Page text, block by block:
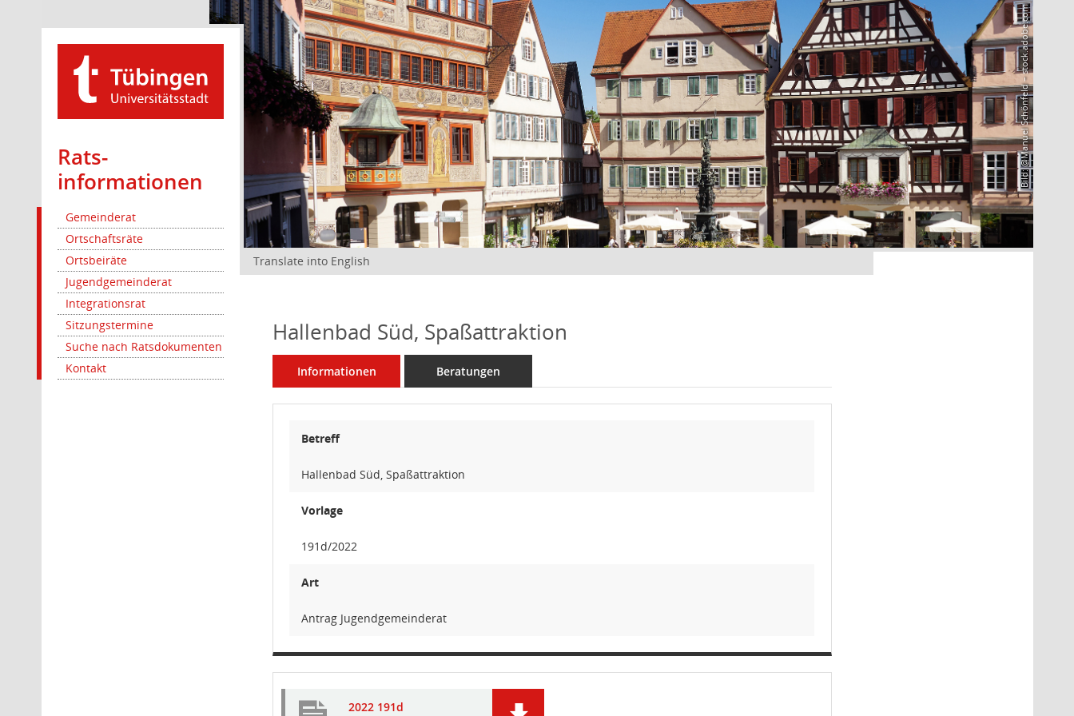
Rats­
informationen
Gemeinderat
Ortschaftsräte
Ortsbeiräte
Jugendgemeinderat
Integrationsrat
Sitzungstermine
Suche nach Ratsdokumenten
Kontakt
Bild: @Manuel Schönfeld – stock.adobe.com
Translate into English
Hallenbad Süd, Spaßattraktion
Informationen Beratungen
Betreff
Hallenbad Süd, Spaßattraktion
Vorlage
191d/2022
Art
Antrag Jugendgemeinderat
2022 191d